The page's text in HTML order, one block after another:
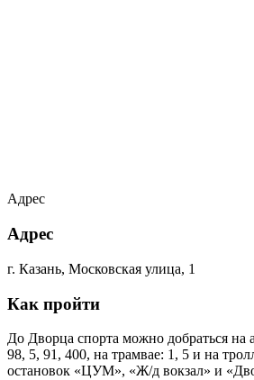
Адрес
Адрес
г. Казань, Московская улица, 1
Как пройти
До Дворца спорта можно добраться на
98, 5, 91, 400, на трамвае: 1, 5 и на
остановок «ЦУМ», «Ж/д вокзал» и